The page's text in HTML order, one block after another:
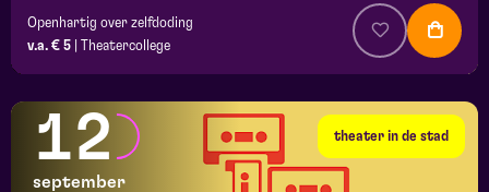
Openhartig over zelfdoding
v.a. € 5
Theatercollege
theater in de stad
12
september